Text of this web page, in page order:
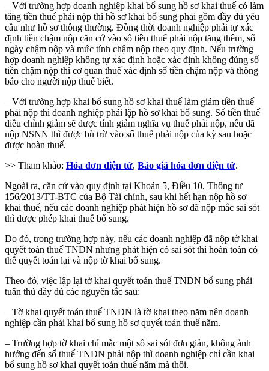
– Với trường hợp doanh nghiệp khai bổ sung hồ sơ khai thuế có làm
tăng tiền thuế phải nộp thì hồ sơ khai bổ sung phải gồm đầy đủ yêu
cầu như hồ sơ thông thường. Đồng thời doanh nghiệp phải tự xác
định tiền chậm nộp căn cứ vào số tiền thuế phải nộp tăng thêm, số
ngày chậm nộp và mức tính chậm nộp theo quy định. Nếu trường
hợp doanh nghiệp không tự xác định hoặc xác định không đúng số
tiền chậm nộp thì cơ quan thuế xác định số tiền chậm nộp và thông
báo cho người nộp thuế biết.
– Với trường hợp khai bổ sung hồ sơ khai thuế làm giảm tiền thuế
phải nộp thì doanh nghiệp phải lập hồ sơ khai bổ sung. Số tiền thuế
điều chỉnh giảm sẽ được tính giảm nghĩa vụ thuế phải nộp, nếu đã
nộp NSNN thì được bù trừ vào số thuế phải nộp của kỳ sau hoặc
được hoàn thuế.
>> Tham khảo: Hóa đơn điện tử, Báo giá hóa đơn điện tử.
Ngoài ra, căn cứ vào quy định tại Khoản 5, Điều 10, Thông tư
156/2013/TT-BTC của Bộ Tài chính, sau khi hết hạn nộp hồ sơ
khai thuế, nếu các doanh nghiệp phát hiện hồ sơ đã nộp mắc sai sót
thì được phép khai thuế bổ sung.
Do đó, trong trường hợp này, nếu các doanh nghiệp đã nộp tờ khai
quyết toán thuế TNDN nhưng phát hiện có sai sót thì hoàn toàn có
thể quyết toán lại và nộp tờ khai bổ sung.
Theo đó, việc lập lại tờ khai quyết toán thuế TNDN bổ sung phải
tuân thủ đầy đủ các nguyên tắc sau:
– Tờ khai quyết toán thuế TNDN là tờ khai theo năm nên doanh
nghiệp cần phải khai bổ sung hồ sơ quyết toán thuế năm.
– Trường hợp tờ khai chỉ mắc một số sai sót đơn giản, không ảnh
hưởng đến số thuế TNDN phải nộp thì doanh nghiệp chỉ cần khai
bổ sung hồ sơ khai quyết toán thuế năm mà thôi.